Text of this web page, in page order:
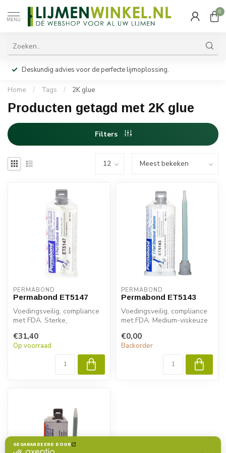
MENU
0
Deskundig advies voor de perfecte lijmoplossing.
Home / Tags / 2K glue
Producten getagd met 2K glue
Filters
PERMABOND
Permabond ET5147
Voedingsveilig, compliance
met FDA. Sterke,
epoxylijm voor me...
€31,40
Op voorraad
PERMABOND
Permabond ET5143
Voedingsveilig, compliance
met FDA. Medium-viskeuze
uitstekende...
€0,00
Backorder